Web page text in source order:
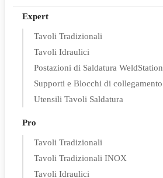
Expert
Tavoli Tradizionali
Tavoli Idraulici
Postazioni di Saldatura WeldStation
Supporti e Blocchi di collegamento
Utensili Tavoli Saldatura
Pro
Tavoli Tradizionali
Tavoli Tradizionali INOX
Tavoli Idraulici